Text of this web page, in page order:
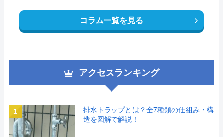
コラム一覧を見る
アクセスランキング
1
排水トラップとは？全7種類の仕組み・構
造を図解で解説！